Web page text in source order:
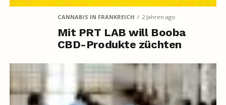
CANNABIS IN FRANKREICH 2 Jahren ago
Mit PRT LAB will Booba
CBD-Produkte züchten